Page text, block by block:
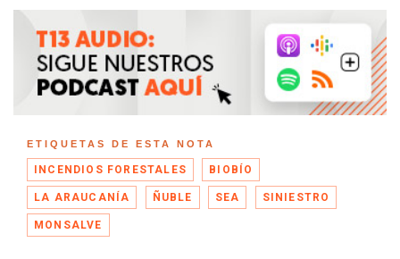
ETIQUETAS DE ESTA NOTA
INCENDIOS FORESTALES BIOBÍO
LA ARAUCANÍA ÑUBLE SEA SINIESTRO
MONSALVE